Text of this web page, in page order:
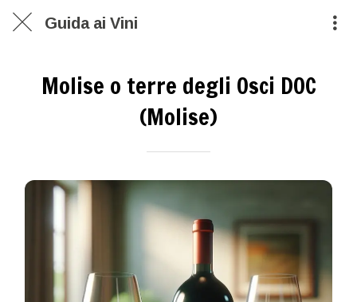
Guida ai Vini
Molise o terre degli Osci DOC
(Molise)